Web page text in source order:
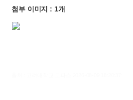
첨부 이미지 : 1개